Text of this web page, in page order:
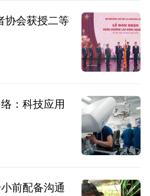
协会获授二等
：科技应用
前配备沟通